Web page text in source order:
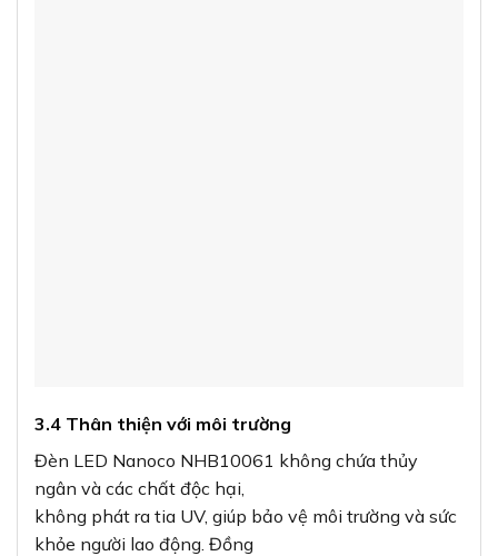
3.4 Thân thiện với môi trường
Đèn LED Nanoco NHB10061 không chứa thủy
ngân và các chất độc hại,
không phát ra tia UV, giúp bảo vệ môi trường và sức
khỏe người lao động. Đồng